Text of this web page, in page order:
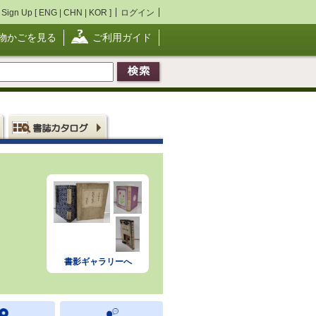
Sign Up [ ENG | CHN | KOR ] ログイン
かごを見る ご利用ガイド
書影ギャラリーへ